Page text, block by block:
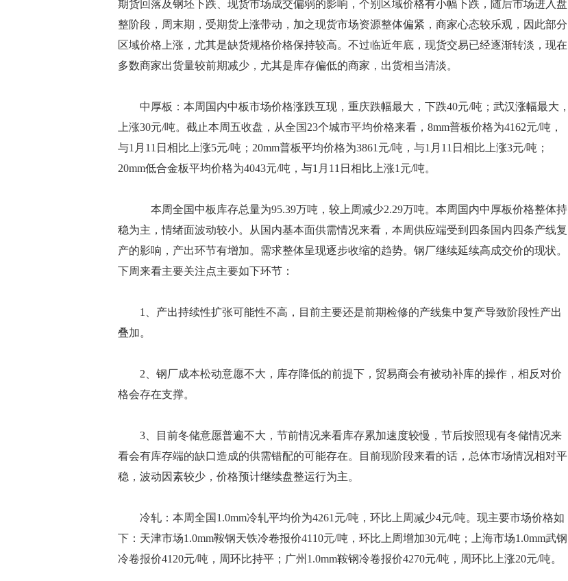
期货回落及钢坯下跌、现货市场成交偏弱的影响，个别区域价格有小幅下跌，随后市场进入盘
整阶段，周末期，受期货上涨带动，加之现货市场资源整体偏紧，商家心态较乐观，因此部分
区域价格上涨，尤其是缺货规格价格保持较高。不过临近年底，现货交易已经逐渐转淡，现在
多数商家出货量较前期减少，尤其是库存偏低的商家，出货相当清淡。
中厚板：本周国内中板市场价格涨跌互现，重庆跌幅最大，下跌40元/吨；武汉涨幅最大，
上涨30元/吨。截止本周五收盘，从全国23个城市平均价格来看，8mm普板价格为4162元/吨，
与1月11日相比上涨5元/吨；20mm普板平均价格为3861元/吨，与1月11日相比上涨3元/吨；
20mm低合金板平均价格为4043元/吨，与1月11日相比上涨1元/吨。
本周全国中板库存总量为95.39万吨，较上周减少2.29万吨。本周国内中厚板价格整体持
稳为主，情绪面波动较小。从国内基本面供需情况来看，本周供应端受到四条国内四条产线复
产的影响，产出环节有增加。需求整体呈现逐步收缩的趋势。钢厂继续延续高成交价的现状。
下周来看主要关注点主要如下环节：
1、产出持续性扩张可能性不高，目前主要还是前期检修的产线集中复产导致阶段性产出
叠加。
2、钢厂成本松动意愿不大，库存降低的前提下，贸易商会有被动补库的操作，相反对价
格会存在支撑。
3、目前冬储意愿普遍不大，节前情况来看库存累加速度较慢，节后按照现有冬储情况来
看会有库存端的缺口造成的供需错配的可能存在。目前现阶段来看的话，总体市场情况相对平
稳，波动因素较少，价格预计继续盘整运行为主。
冷轧：本周全国1.0mm冷轧平均价为4261元/吨，环比上周减少4元/吨。现主要市场价格如
下：天津市场1.0mm鞍钢天铁冷卷报价4110元/吨，环比上周增加30元/吨；上海市场1.0mm武钢
冷卷报价4120元/吨，周环比持平；广州1.0mm鞍钢冷卷报价4270元/吨，周环比上涨20元/吨。